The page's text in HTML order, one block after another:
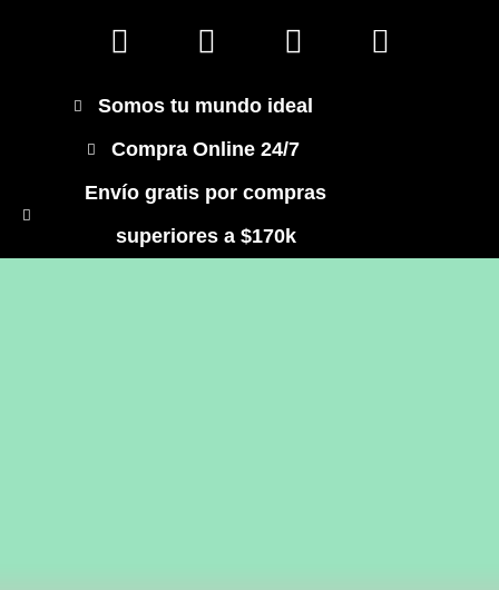
Somos tu mundo ideal
Compra Online 24/7
Envío gratis por compras
superiores a $170k